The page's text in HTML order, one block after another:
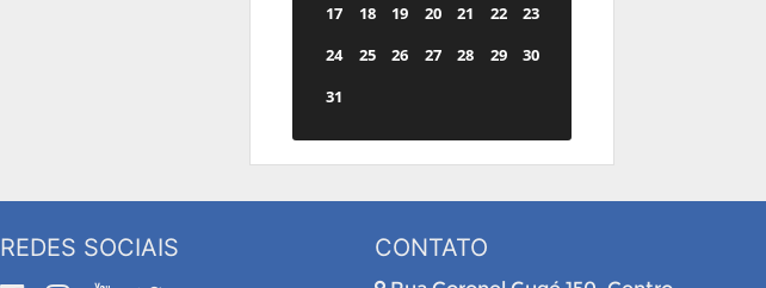
17
18 19 20 21 22
23
24
25 26 27 28 29
30
31
REDES SOCIAIS CONTATO